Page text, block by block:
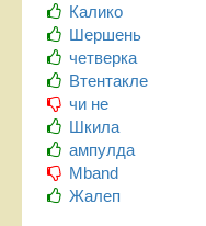
Калико
Шершень
четверка
Втентакле
чи не
Шкила
ампулда
Mband
Жалеп